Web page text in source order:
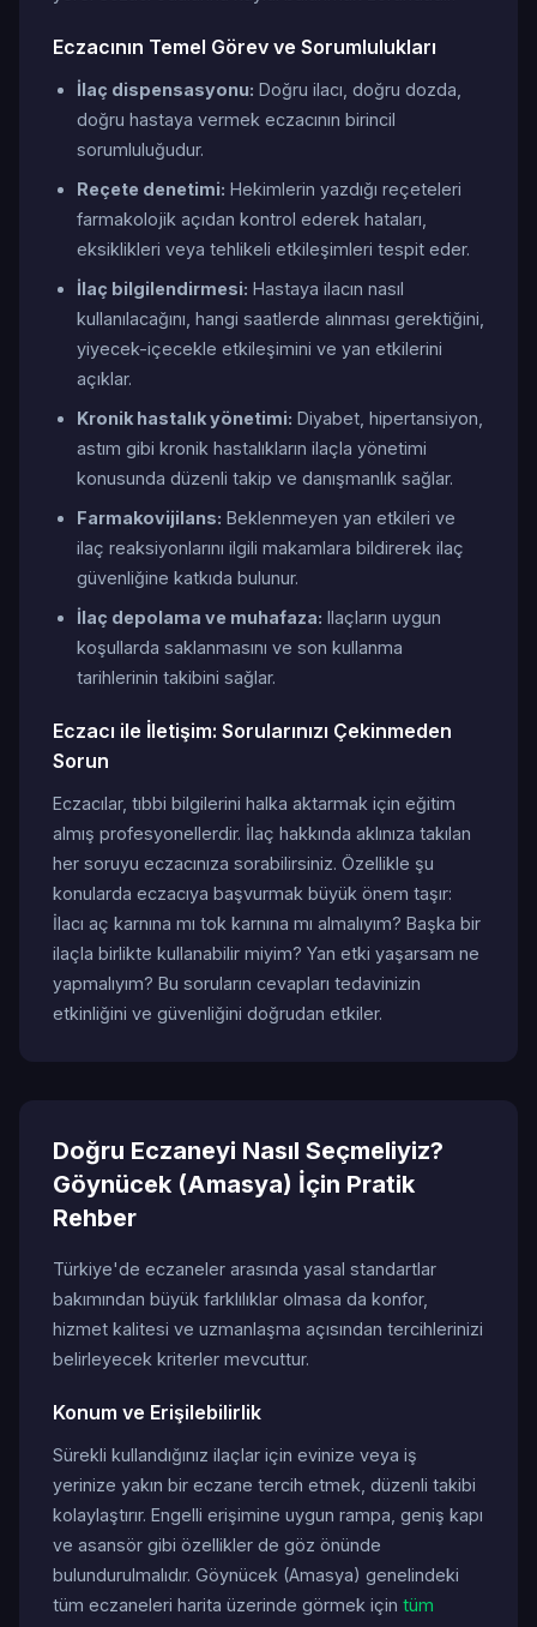
Eczacının Temel Görev ve Sorumlulukları
İlaç dispensasyonu: Doğru ilacı, doğru dozda,
doğru hastaya vermek eczacının birincil
sorumluluğudur.
Reçete denetimi: Hekimlerin yazdığı reçeteleri
farmakolojik açıdan kontrol ederek hataları,
eksiklikleri veya tehlikeli etkileşimleri tespit eder.
İlaç bilgilendirmesi: Hastaya ilacın nasıl
kullanılacağını, hangi saatlerde alınması gerektiğini,
yiyecek-içecekle etkileşimini ve yan etkilerini
açıklar.
Kronik hastalık yönetimi: Diyabet, hipertansiyon,
astım gibi kronik hastalıkların ilaçla yönetimi
konusunda düzenli takip ve danışmanlık sağlar.
Farmakovijilans: Beklenmeyen yan etkileri ve
ilaç reaksiyonlarını ilgili makamlara bildirerek ilaç
güvenliğine katkıda bulunur.
İlaç depolama ve muhafaza: Ilaçların uygun
koşullarda saklanmasını ve son kullanma
tarihlerinin takibini sağlar.
Eczacı ile İletişim: Sorularınızı Çekinmeden
Sorun
Eczacılar, tıbbi bilgilerini halka aktarmak için eğitim
almış profesyonellerdir. İlaç hakkında aklınıza takılan
her soruyu eczacınıza sorabilirsiniz. Özellikle şu
konularda eczacıya başvurmak büyük önem taşır:
İlacı aç karnına mı tok karnına mı almalıyım? Başka bir
ilaçla birlikte kullanabilir miyim? Yan etki yaşarsam ne
yapmalıyım? Bu soruların cevapları tedavinizin
etkinliğini ve güvenliğini doğrudan etkiler.
Doğru Eczaneyi Nasıl Seçmeliyiz?
Göynücek (Amasya) İçin Pratik
Rehber
Türkiye'de eczaneler arasında yasal standartlar
bakımından büyük farklılıklar olmasa da konfor,
hizmet kalitesi ve uzmanlaşma açısından tercihlerinizi
belirleyecek kriterler mevcuttur.
Konum ve Erişilebilirlik
Sürekli kullandığınız ilaçlar için evinize veya iş
yerinize yakın bir eczane tercih etmek, düzenli takibi
kolaylaştırır. Engelli erişimine uygun rampa, geniş kapı
ve asansör gibi özellikler de göz önünde
bulundurulmalıdır. Göynücek (Amasya) genelindeki
tüm eczaneleri harita üzerinde görmek için tüm